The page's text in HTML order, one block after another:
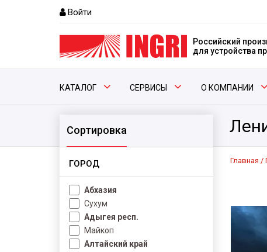
Войти
Российский
для устройства
КАТАЛОГ СЕРВИСЫ О КОМПАНИИ
Сортировка
ГОРОД
Абхазия
Сухум
Адыгея респ.
Майкоп
Алтайский край
Главная